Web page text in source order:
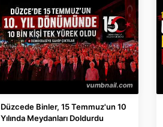
Düzcede Binler, 15 Temmuz'un 10
Yılında Meydanları Doldurdu